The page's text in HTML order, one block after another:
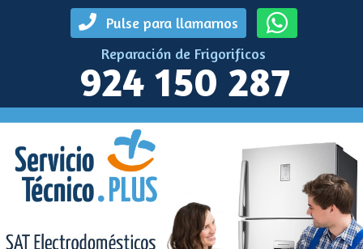
Pulse para llamarnos
Reparación de Frigorificos
924 150 287